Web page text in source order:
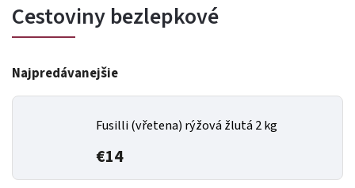
Cestoviny bezlepkové
Najpredávanejšie
Fusilli (vřetena) rýžová žlutá 2 kg
€14